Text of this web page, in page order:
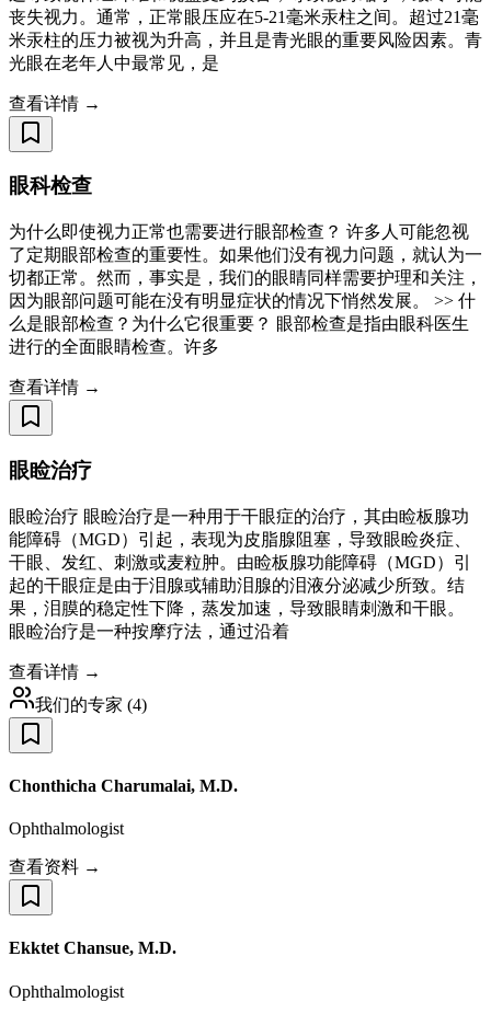
丧失视力。通常，正常眼压应在5-21毫米汞柱之间。超过21毫
米汞柱的压力被视为升高，并且是青光眼的重要风险因素。青
光眼在老年人中最常见，是
查看详情 →
眼科检查
为什么即使视力正常也需要进行眼部检查？ 许多人可能忽视
了定期眼部检查的重要性。如果他们没有视力问题，就认为一
切都正常。然而，事实是，我们的眼睛同样需要护理和关注，
因为眼部问题可能在没有明显症状的情况下悄然发展。 ​>> 什
么是眼部检查？为什么它很重要？ 眼部检查是指由眼科医生
进行的全面眼睛检查。许多
查看详情 →
眼睑治疗
眼睑治疗 眼睑治疗是一种用于干眼症的治疗，其由睑板腺功
能障碍（MGD）引起，表现为皮脂腺阻塞，导致眼睑炎症、
干眼、发红、刺激或麦粒肿。由睑板腺功能障碍（MGD）引
起的干眼症是由于泪腺或辅助泪腺的泪液分泌减少所致。结
果，泪膜的稳定性下降，蒸发加速，导致眼睛刺激和干眼。
眼睑治疗是一种按摩疗法，通过沿着
查看详情 →
我们的专家 (4)
Chonthicha Charumalai, M.D.
Ophthalmologist
查看资料 →
Ekktet Chansue, M.D.
Ophthalmologist